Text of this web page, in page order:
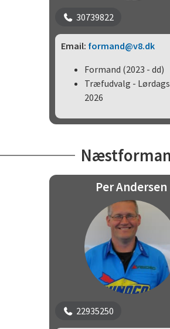
30739822
Email: formand@v8.dk
Formand (2023 - dd)
Træfudvalg -
2026
Per Andersen
22935250